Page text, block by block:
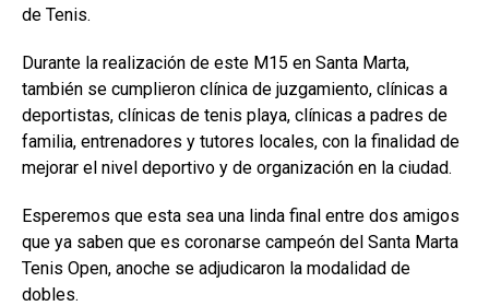
de Tenis.
Durante la realización de este M15 en Santa Marta,
también se cumplieron clínica de juzgamiento, clínicas a
deportistas, clínicas de tenis playa, clínicas a padres de
familia, entrenadores y tutores locales, con la finalidad de
mejorar el nivel deportivo y de organización en la ciudad.
Esperemos que esta sea una linda final entre dos amigos
que ya saben que es coronarse campeón del Santa Marta
Tenis Open, anoche se adjudicaron la modalidad de
dobles.